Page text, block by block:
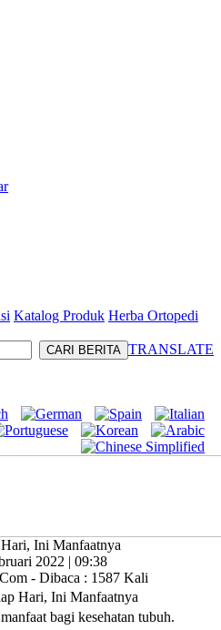
Katalog Produk Herba Ortopedi
TRANSLATE
Ini Manfaatnya
2022 | 09:38
- Dibaca : 1587 Kali
bagi kesehatan tubuh.